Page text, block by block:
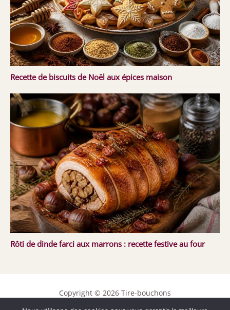
Recette de biscuits de Noël aux épices maison
Rôti de dinde farci aux marrons : recette festive au four
Copyright © 2026 Tire-bouchons